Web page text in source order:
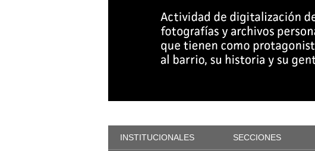
INSTITUCIONALES SECCIONES